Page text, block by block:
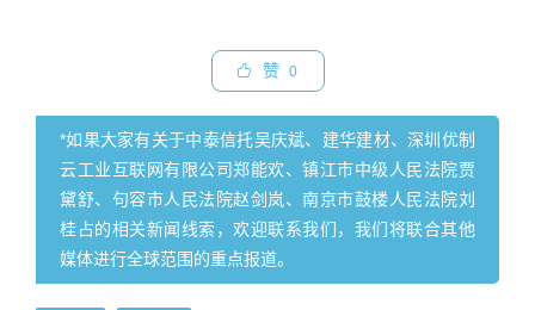
赞 0
*如果大家有关于中泰信托吴庆斌、建华建材、深圳优制
云工业互联网有限公司郑能欢、镇江市中级人民法院贾
黛舒、句容市人民法院赵剑岚、南京市鼓楼人民法院刘
桂占的相关新闻线索，欢迎联系我们，我们将联合其他
媒体进行全球范围的重点报道。